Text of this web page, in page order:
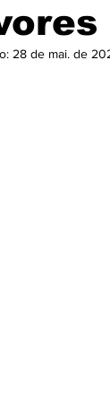
28 de mai. de